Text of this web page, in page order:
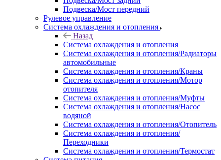
Подвеска/Мост передний
Рулевое управление
Система охлаждения и отопления
Назад
Система охлаждения и отопления
Система охлаждения и отопления/Радиаторы
автомобильные
Система охлаждения и отопления/Краны
Система охлаждения и отопления/Мотор
отопителя
Система охлаждения и отопления/Муфты
Система охлаждения и отопления/Насос
водяной
Система охлаждения и отопления/Отопитель
Система охлаждения и отопления/
Переходники
Система охлаждения и отопления/Термостат